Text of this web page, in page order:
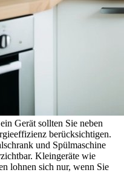
Gerät sollten Sie neben
berücksichtigen.
und Spülmaschine
Kleingeräte wie
lohnen sich nur, wenn Sie